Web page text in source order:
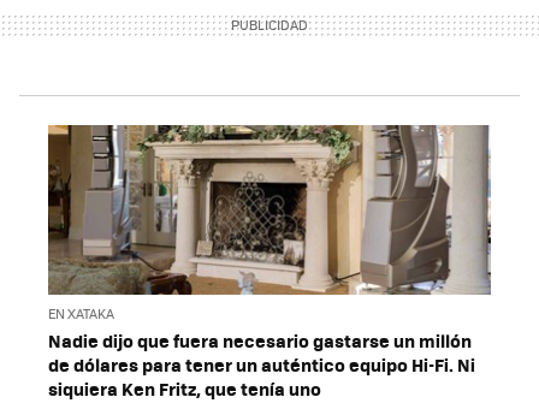
EN XATAKA
Nadie dijo que fuera necesario gastarse un millón
de dólares para tener un auténtico equipo Hi-Fi. Ni
siquiera Ken Fritz, que tenía uno